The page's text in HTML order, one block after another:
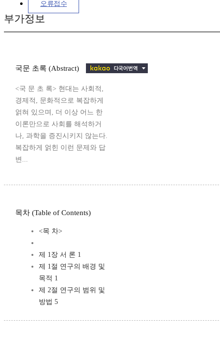
오류접수
부가정보
국문 초록 (Abstract)
<국 문 초 록> 현대는 사회적,
경제적, 문화적으로 복잡하게
얽혀 있으며, 더 이상 어느 한
이론만으로 사회를 해석하거
나, 과학을 증진시키지 않는다.
복잡하게 얽힌 이런 문제와 답
변...
목차 (Table of Contents)
<목 차>
제 1장 서 론 1
제 1절 연구의 배경 및
목적 1
제 2절 연구의 범위 및
방법 5